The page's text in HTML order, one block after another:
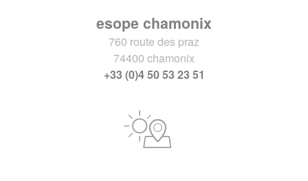
esope chamonix
760 route des praz
74400 chamonix
+33 (0)4 50 53 23 51